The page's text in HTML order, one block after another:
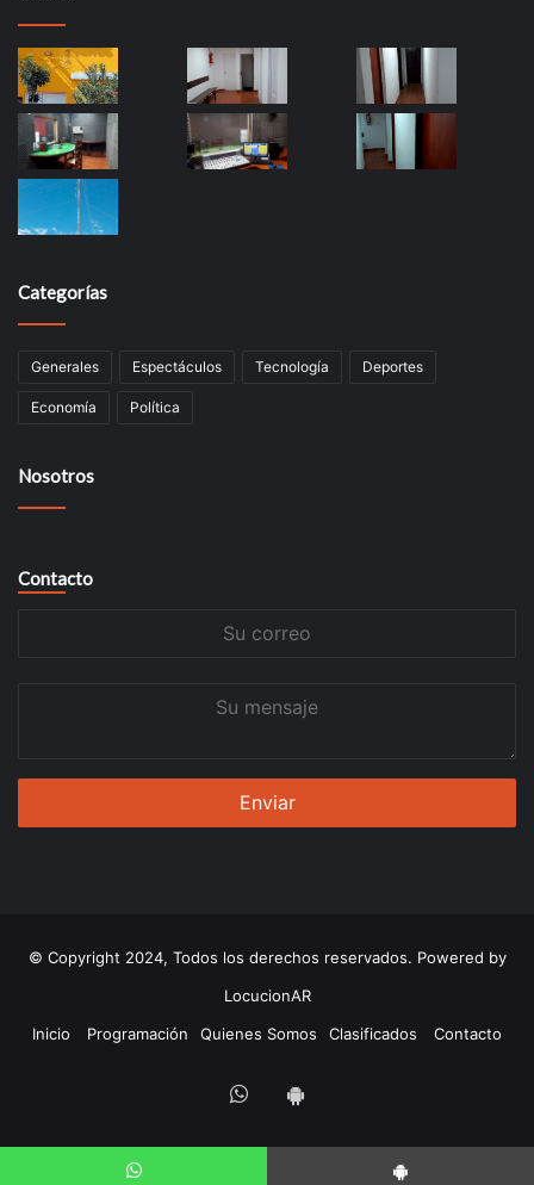
Categorías
Generales Espectáculos Tecnología Deportes
Economía Política
Nosotros
Contacto
© Copyright 2024, Todos los derechos reservados. Powered by
LocucionAR
Inicio
Programación Quienes Somos Clasificados Contacto
Whatsapp
Android